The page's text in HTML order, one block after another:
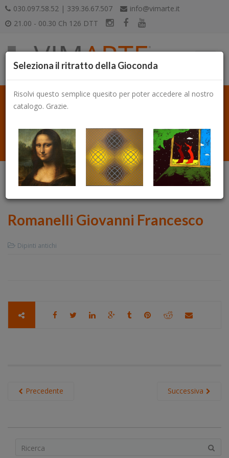
030.097.58.52 | 339.36.67.507
info@vimarte.it
21.00 - 00.30 Ch 126 DTT
Romanelli Giovanni Francesco
Dipinti antichi
Successiva
Precedente
Seleziona il ritratto della Gioconda
Risolvi questo semplice quesito per poter accedere al nostro
catalogo. Grazie.